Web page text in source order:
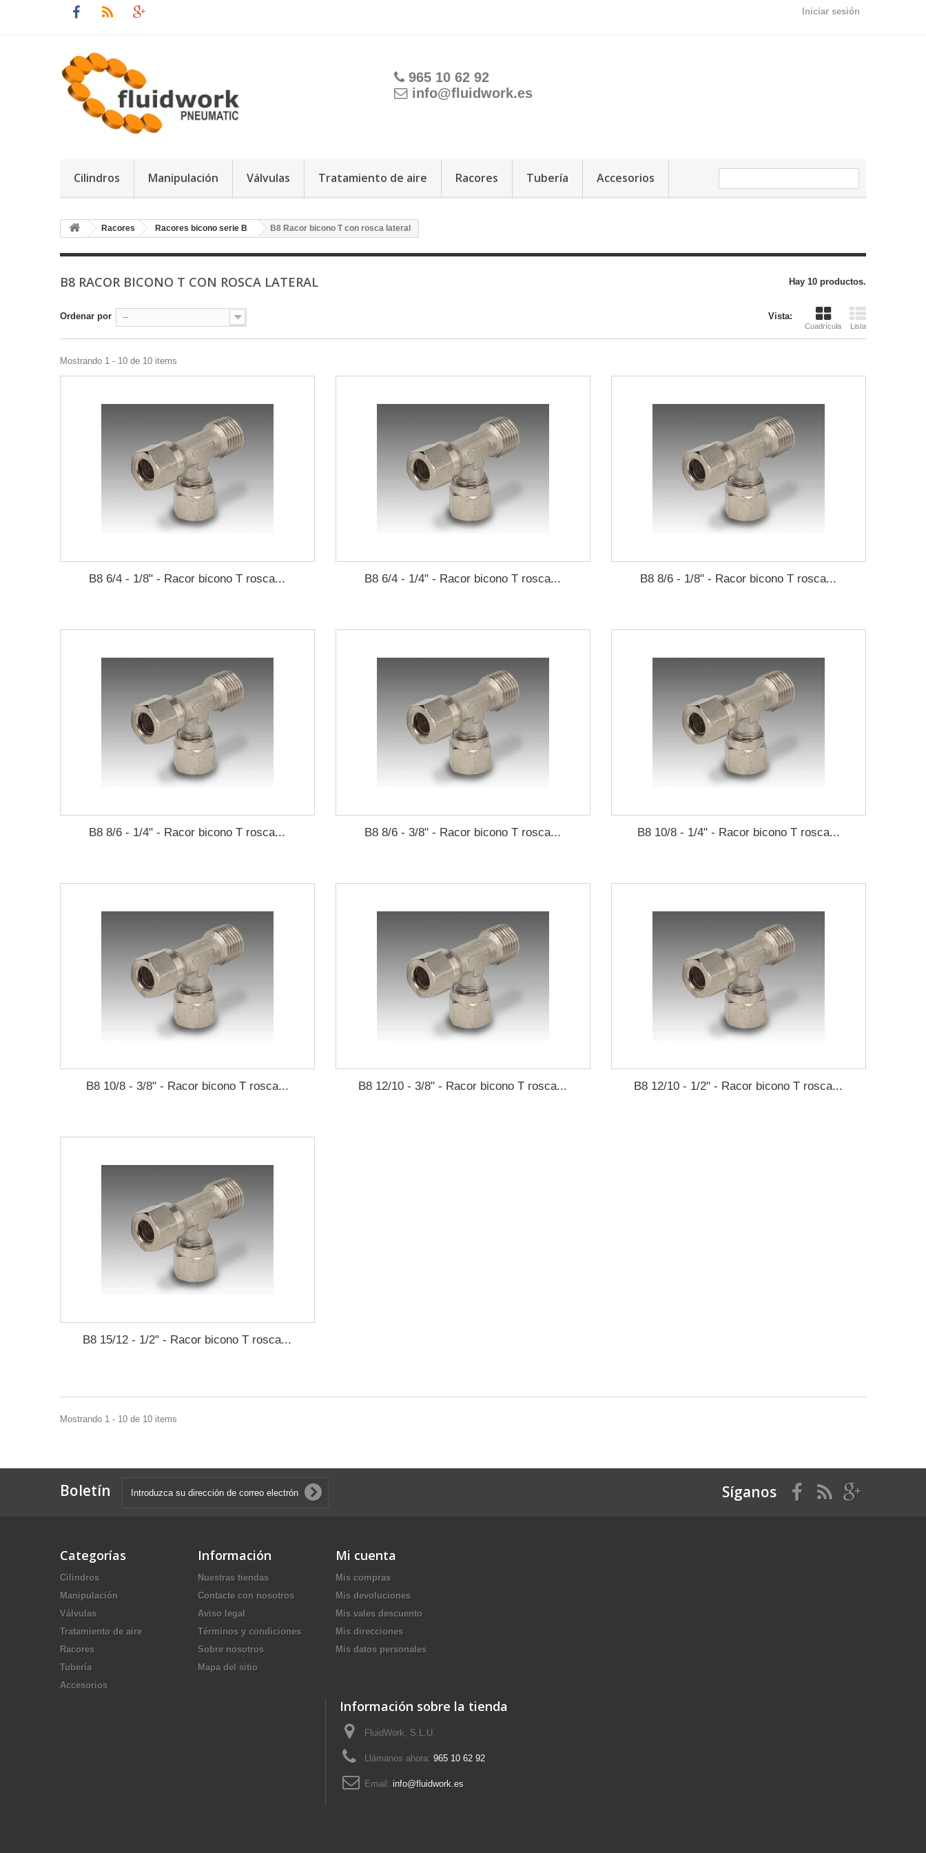
Iniciar sesión
965 10 62 92
info@fluidwork.es
Cilindros Manipulación Válvulas Tratamiento de aire Racores Tubería Accesorios
Racores Racores bicono serie B B8 Racor bicono T con rosca lateral
B8 RACOR BICONO T CON ROSCA LATERAL Hay 10 productos.
Vista:
Cuadrícula Lista
Ordenar por --
Mostrando 1 - 10 de 10 items
B8 6/4 - 1/8" - Racor bicono T rosca... B8 6/4 - 1/4" - Racor bicono T rosca... B8 8/6 - 1/8" - Racor bicono T rosca...
B8 8/6 - 1/4" - Racor bicono T rosca... B8 8/6 - 3/8" - Racor bicono T rosca... B8 10/8 - 1/4" - Racor bicono T rosca...
B8 10/8 - 3/8" - Racor bicono T rosca... B8 12/10 - 3/8" - Racor bicono T rosca... B8 12/10 - 1/2" - Racor bicono T rosca...
B8 15/12 - 1/2" - Racor bicono T rosca...
Mostrando 1 - 10 de 10 items
Boletín Síganos
Categorías
Cilindros
Manipulación
Válvulas
Tratamiento de aire
Racores
Tubería
Accesorios
Información
Nuestras tiendas
Contacte con nosotros
Aviso legal
Términos y condiciones
Sobre nosotros
Mapa del sitio
Mi cuenta
Mis compras
Mis devoluciones
Mis vales descuento
Mis direcciones
Mis datos personales
Información sobre la tienda
FluidWork, S.L.U.
Llámanos ahora: 965 10 62 92
Email: info@fluidwork.es